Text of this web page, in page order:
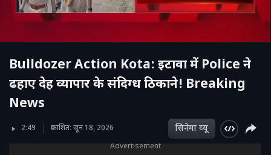
Bulldozer Action Kota: इटावा में Police ने
ढहाए देह व्यापार के संदिग्ध ठिकाने! Breaking
News
2:49 प्रकाशित: जून 18, 2026 सिनेमा व्‍यू
Advertisement